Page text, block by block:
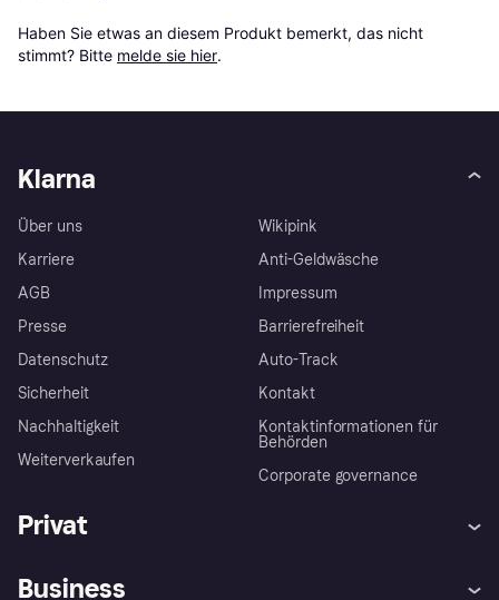
Haben Sie etwas an diesem Produkt bemerkt, das nicht
stimmt? Bitte melde sie hier.
Klarna
Über uns
Karriere
AGB
Presse
Datenschutz
Sicherheit
Nachhaltigkeit
Weiterverkaufen
Wikipink
Anti-Geldwäsche
Impressum
Barrierefreiheit
Auto-Track
Kontakt
Kontaktinformationen für
Behörden
Corporate governance
Privat
Business